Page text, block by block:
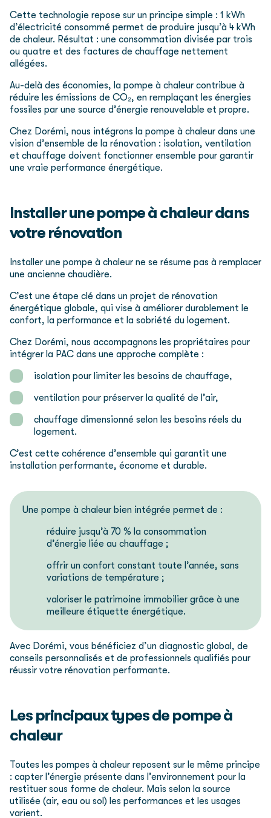
Cette technologie repose sur un principe simple : 1 kWh
d’électricité consommé permet de produire jusqu’à 4 kWh
de chaleur. Résultat : une consommation divisée par trois
ou quatre et des factures de chauffage nettement
allégées.
Au-delà des économies, la pompe à chaleur contribue à
réduire les émissions de CO₂, en remplaçant les énergies
fossiles par une source d’énergie renouvelable et propre.
Chez Dorémi, nous intégrons la pompe à chaleur dans une
vision d’ensemble de la rénovation : isolation, ventilation
et chauffage doivent fonctionner ensemble pour garantir
une vraie performance énergétique.
Installer une pompe à chaleur dans
votre rénovation
Installer une pompe à chaleur ne se résume pas à remplacer
une ancienne chaudière.
C’est une étape clé dans un projet de rénovation
énergétique globale, qui vise à améliorer durablement le
confort, la performance et la sobriété du logement.
Chez Dorémi, nous accompagnons les propriétaires pour
intégrer la PAC dans une approche complète :
isolation pour limiter les besoins de chauffage,
ventilation pour préserver la qualité de l’air,
chauffage dimensionné selon les besoins réels du
logement.
C’est cette cohérence d’ensemble qui garantit une
installation performante, économe et durable.
Une pompe à chaleur bien intégrée permet de :
réduire jusqu’à 70 % la consommation
d’énergie liée au chauffage ;
offrir un confort constant toute l’année, sans
variations de température ;
valoriser le patrimoine immobilier grâce à une
meilleure étiquette énergétique.
Avec Dorémi, vous bénéficiez d’un diagnostic global, de
conseils personnalisés et de professionnels qualifiés pour
réussir votre rénovation performante.
Les principaux types de pompe à
chaleur
Toutes les pompes à chaleur reposent sur le même principe
: capter l’énergie présente dans l’environnement pour la
restituer sous forme de chaleur. Mais selon la source
utilisée (air, eau ou sol) les performances et les usages
varient.